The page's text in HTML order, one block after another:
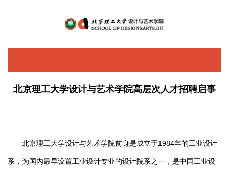
北京理工大学设计与艺术学院高层次人才招聘启事
北京理工大学设计与艺术学院前身是成立于1984年的工业设计
系，为国内最早设置工业设计专业的设计院系之一，是中国工业设